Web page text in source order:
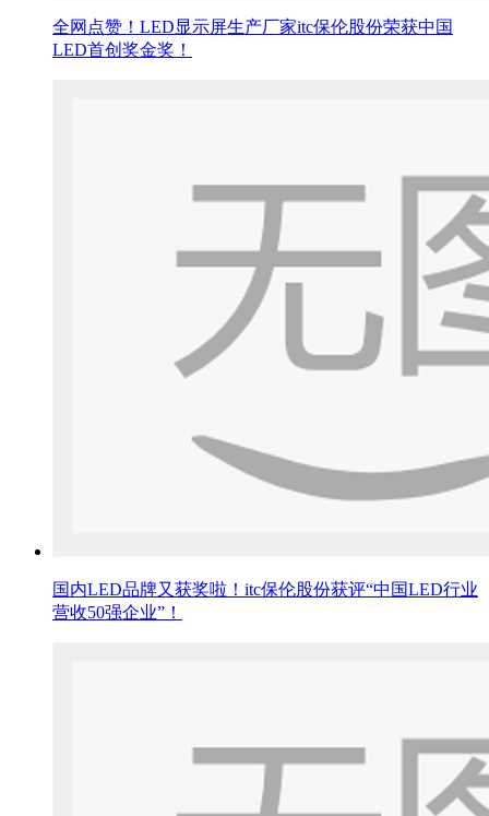
全网点赞！LED显示屏生产厂家itc保伦股份荣获中国
LED首创奖金奖！
国内LED品牌又获奖啦！itc保伦股份获评“中国LED行业
营收50强企业”！